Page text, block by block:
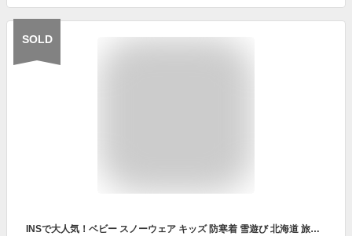
SOLD
INSで大人気！ベビー スノーウェア キッズ 防寒着 雪遊び 北海道 旅行 ジャンプスーツ 防寒カバーオール ファー フード付き 暖かい ロンパース フリース 男の子 女の子 ユニセックス 冬 ベージュ ネイビー ホワイト 1歳 2歳 3歳 90cm 100cm 110cm 20cm